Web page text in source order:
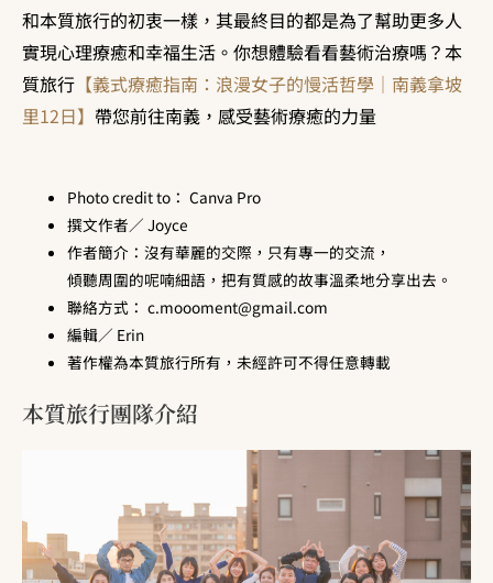
和本質旅行的初衷一樣，其最終目的都是為了幫助更多人
實現心理療癒和幸福生活。你想體驗看看藝術治療嗎？本
質旅行 【義式療癒指南：浪漫女子的慢活哲學｜南義拿坡
里12日】 帶您前往南義，感受藝術療癒的力量
Photo credit to： Canva Pro
撰文作者／ Joyce
作者簡介：沒有華麗的交際，只有專一的交流，
傾聽周圍的呢喃細語，把有質感的故事溫柔地分享出去。
聯絡方式：c.moooment@gmail.com
編輯／ Erin
著作權為本質旅行所有，未經許可不得任意轉載
本質旅行團隊介紹